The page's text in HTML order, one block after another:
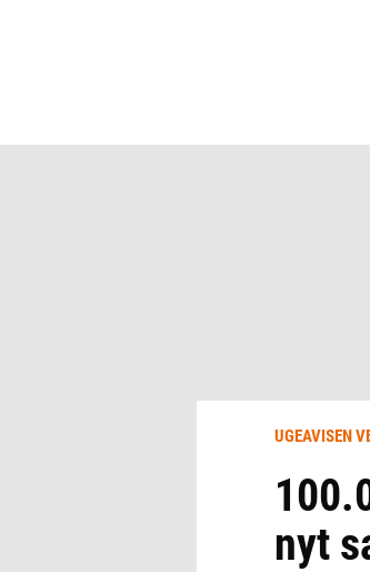
UGEAVISEN
nyt